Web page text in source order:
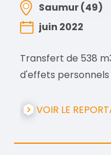
Transfert de 538
d'effets
VOIR LE
Saumur (49)
juin 2022